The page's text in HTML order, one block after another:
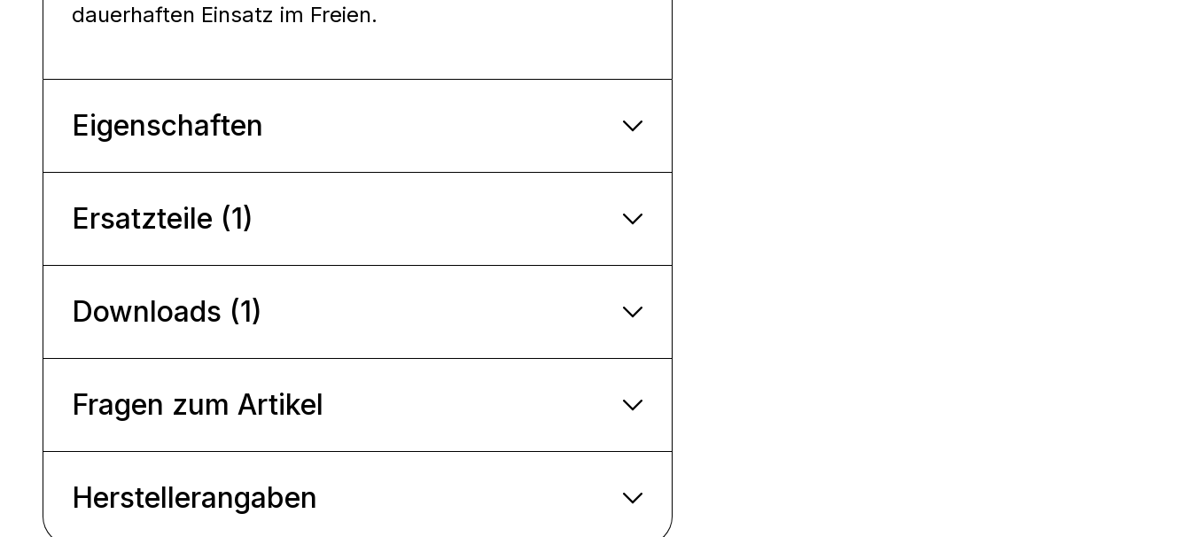
dauerhaften Einsatz im Freien.
Eigenschaften
Ersatzteile (1)
Downloads (1)
Fragen zum Artikel
Herstellerangaben